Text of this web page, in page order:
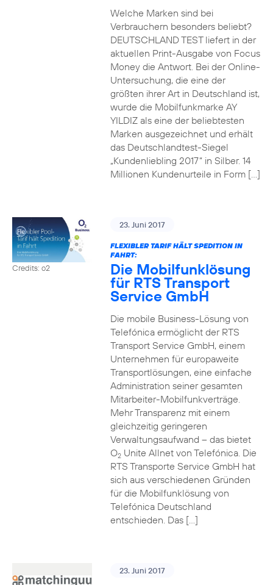
Welche Marken sind bei
Verbrauchern besonders beliebt?
DEUTSCHLAND TEST liefert in der
aktuellen Print-Ausgabe von Focus
Money die Antwort. Bei der Online-
Untersuchung, die eine der
größten ihrer Art in Deutschland ist,
wurde die Mobilfunkmarke AY
YILDIZ als eine der beliebtesten
Marken ausgezeichnet und erhält
das Deutschlandtest-Siegel
„Kundenliebling 2017“ in Silber. 14
Millionen Kundenurteile in Form […]
Credits: o2
23. Juni 2017
FLEXIBLER TARIF HÄLT SPEDITION IN
FAHRT:
Die Mobilfunklösung
für RTS Transport
Service GmbH
Die mobile Business-Lösung von
Telefónica ermöglicht der RTS
Transport Service GmbH, einem
Unternehmen für europaweite
Transportlösungen, eine einfache
Administration seiner gesamten
Mitarbeiter-Mobilfunkverträge.
Mehr Transparenz mit einem
gleichzeitig geringeren
Verwaltungsaufwand – das bietet
O2Unite Allnet von Telefónica. Die
RTS Transporte Service GmbH hat
sich aus verschiedenen Gründen
für die Mobilfunklösung von
Telefónica Deutschland
entschieden. Das […]
23. Juni 2017